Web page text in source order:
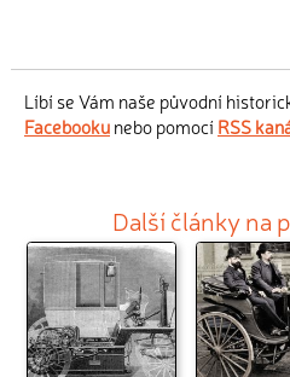
Líbí se Vám naše původní
Facebookunebo pomocí RSS
Další články na